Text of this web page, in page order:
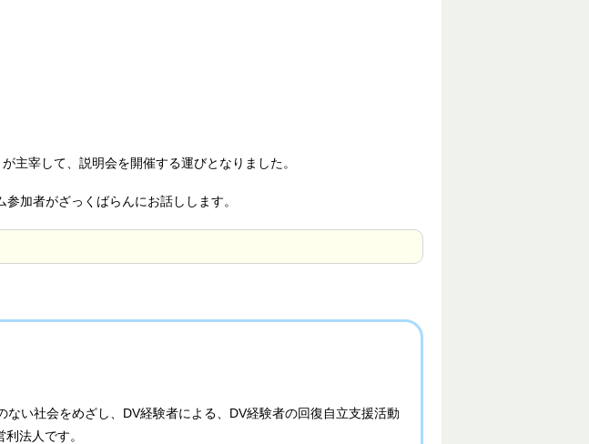
主宰して、説明会を開催する運びとなりました。
加者がざっくばらんにお話しします。
い社会をめざし、DV経験者による、DV経験者の回復自立支援活動
法人です。